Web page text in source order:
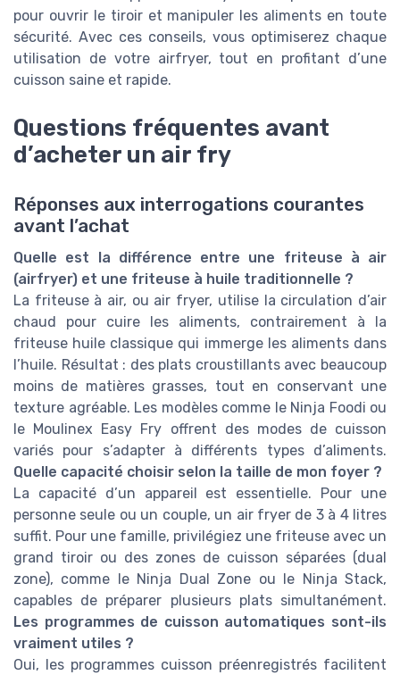
pour ouvrir le tiroir et manipuler les aliments en toute
sécurité. Avec ces conseils, vous optimiserez chaque
utilisation de votre airfryer, tout en profitant d’une
cuisson saine et rapide.
Questions fréquentes avant
d’acheter un air fry
Réponses aux interrogations courantes
avant l’achat
Quelle est la différence entre une friteuse à air
(airfryer) et une friteuse à huile traditionnelle ?
La friteuse à air, ou air fryer, utilise la circulation d’air
chaud pour cuire les aliments, contrairement à la
friteuse huile classique qui immerge les aliments dans
l’huile. Résultat : des plats croustillants avec beaucoup
moins de matières grasses, tout en conservant une
texture agréable. Les modèles comme le Ninja Foodi ou
le Moulinex Easy Fry offrent des modes de cuisson
variés pour s’adapter à différents types d’aliments.
Quelle capacité choisir selon la taille de mon foyer ?
La capacité d’un appareil est essentielle. Pour une
personne seule ou un couple, un air fryer de 3 à 4 litres
suffit. Pour une famille, privilégiez une friteuse avec un
grand tiroir ou des zones de cuisson séparées (dual
zone), comme le Ninja Dual Zone ou le Ninja Stack,
capables de préparer plusieurs plats simultanément.
Les programmes de cuisson automatiques sont-ils
vraiment utiles ?
Oui, les programmes cuisson préenregistrés facilitent